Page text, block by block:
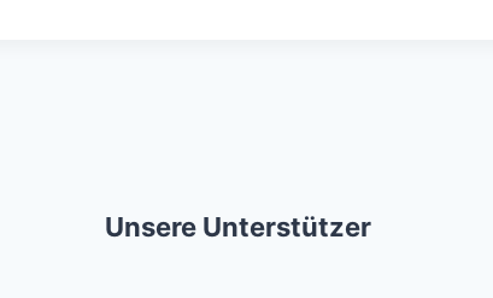
Unsere Unterstützer